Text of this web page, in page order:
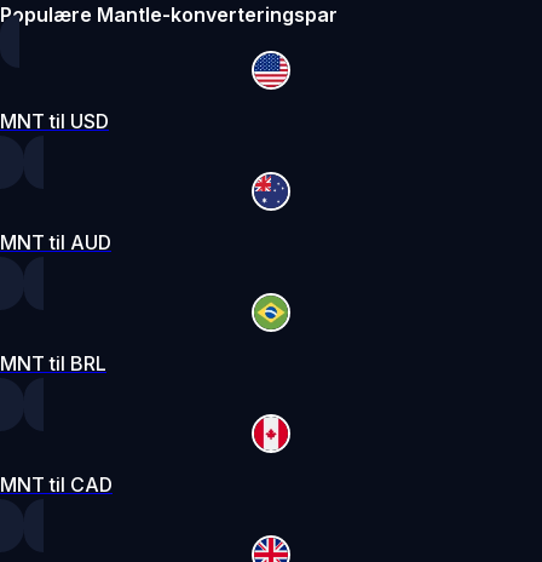
Populære Mantle-konverteringspar
MNT til USD
MNT til AUD
MNT til BRL
MNT til CAD